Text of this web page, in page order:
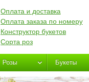
Оплата и доставка
Оплата заказа по номеру
Конструктор букетов
Сорта роз
Розы Букеты